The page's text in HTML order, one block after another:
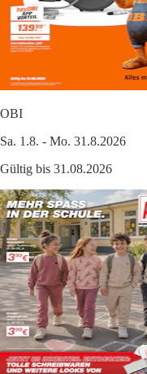
OBI
Sa. 1.8. - Mo. 31.8.2026
Gültig bis 31.08.2026